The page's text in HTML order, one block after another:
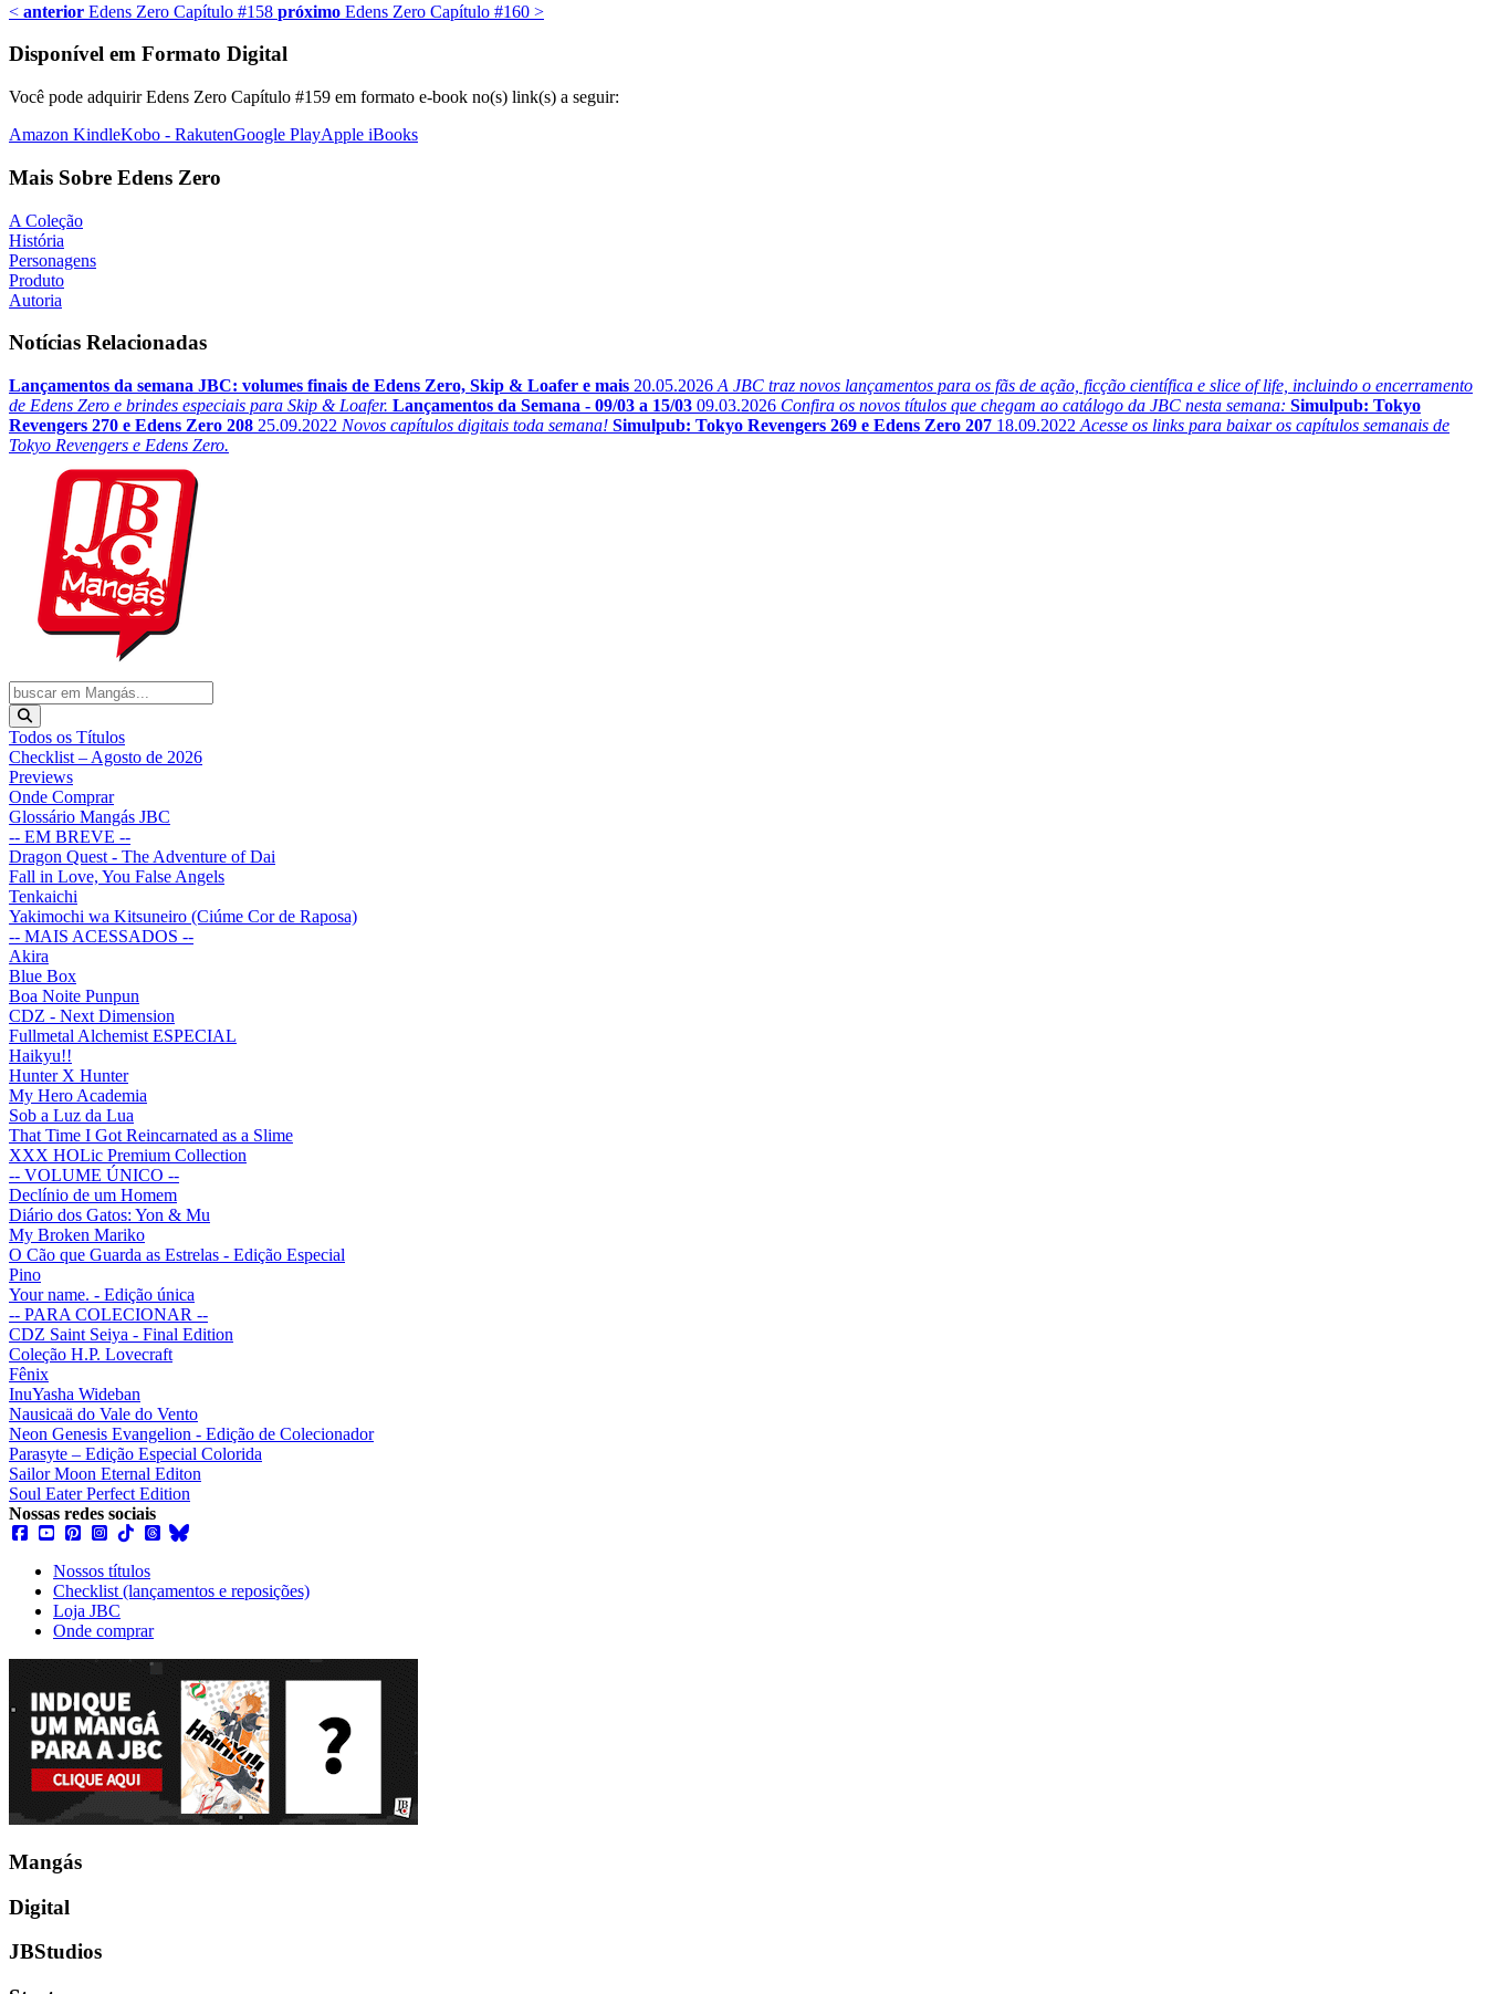
< anterior Edens Zero Capítulo #158 próximo Edens Zero Capítulo #160 >
Disponível em Formato Digital
Você pode adquirir Edens Zero Capítulo #159 em formato e-book no(s) link(s) a seguir:
Amazon KindleKobo - RakutenGoogle PlayApple iBooks
Mais Sobre Edens Zero
A Coleção
História
Personagens
Produto
Autoria
Notícias Relacionadas
Lançamentos da semana JBC: volumes finais de Edens Zero, Skip & Loafer e mais 20.05.2026 A JBC traz novos lançamentos para os fãs de ação, ficção científica e slice of life, incluindo o encerramento
de Edens Zero e brindes especiais para Skip & Loafer. Lançamentos da Semana - 09/03 a 15/03 09.03.2026 Confira os novos títulos que chegam ao catálogo da JBC nesta semana: Simulpub: Tokyo
Revengers 270 e Edens Zero 208 25.09.2022 Novos capítulos digitais toda semana! Simulpub: Tokyo Revengers 269 e Edens Zero 207 18.09.2022 Acesse os links para baixar os capítulos semanais de
Tokyo Revengers e Edens Zero.
Todos os Títulos
Checklist – Agosto de 2026
Previews
Onde Comprar
Glossário Mangás JBC
-- EM BREVE --
Dragon Quest - The Adventure of Dai
Fall in Love, You False Angels
Tenkaichi
Yakimochi wa Kitsuneiro (Ciúme Cor de Raposa)
-- MAIS ACESSADOS --
Akira
Blue Box
Boa Noite Punpun
CDZ - Next Dimension
Fullmetal Alchemist ESPECIAL
Haikyu!!
Hunter X Hunter
My Hero Academia
Sob a Luz da Lua
That Time I Got Reincarnated as a Slime
XXX HOLic Premium Collection
-- VOLUME ÚNICO --
Declínio de um Homem
Diário dos Gatos: Yon & Mu
My Broken Mariko
O Cão que Guarda as Estrelas - Edição Especial
Pino
Your name. - Edição única
-- PARA COLECIONAR --
CDZ Saint Seiya - Final Edition
Coleção H.P. Lovecraft
Fênix
InuYasha Wideban
Nausicaä do Vale do Vento
Neon Genesis Evangelion - Edição de Colecionador
Parasyte – Edição Especial Colorida
Sailor Moon Eternal Editon
Soul Eater Perfect Edition
Nossas redes sociais
Nossos títulos
Checklist (lançamentos e reposições)
Loja JBC
Onde comprar
Mangás
Digital
JBStudios